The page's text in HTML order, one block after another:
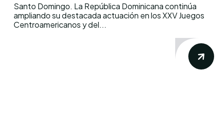
Santo Domingo. La República Dominicana continúa
ampliando su destacada actuación en los XXV Juegos
Centroamericanos y del...